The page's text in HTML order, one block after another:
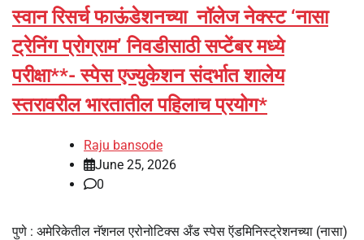
स्वान रिसर्च फाऊंडेशनच्या नॉलेज नेक्स्ट ‘नासा
ट्रेनिंग प्रोग्राम’ निवडीसाठी सप्टेंबर मध्ये
परीक्षा**- स्पेस एज्युकेशन संदर्भात शालेय
स्तरावरील भारतातील पहिलाच प्रयोग*
Raju bansode
June 25, 2026
0
पुणे : अमेरिकेतील नॅशनल एरोनोटिक्स अँड स्पेस ऍडमिनिस्ट्रेशनच्या (नासा)